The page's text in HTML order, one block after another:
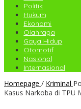
Politik
Hukum
Ekonomi
Olahraga
Gaya Hidup
Otomotif
Nasional
Internasional
Homepage / Kriminal
Kasus Narkoba di TPU